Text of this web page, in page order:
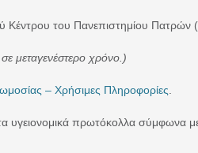
Κέντρου του Πανεπιστημίου Πατρών (
μεταγενέστερο χρόνο.)
– Χρήσιμες Πληροφορίες
υγειονομικά πρωτόκολλα σύμφωνα